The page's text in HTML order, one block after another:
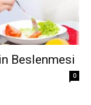
Beslenmesi
0